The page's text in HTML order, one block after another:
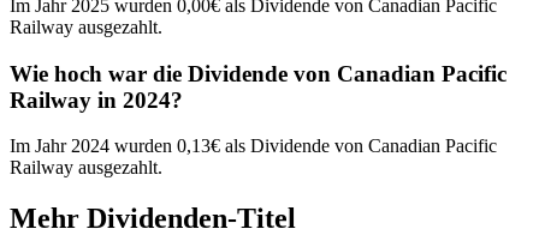
Im Jahr 2025 wurden 0,00€ als Dividende von Canadian Pacific
Railway ausgezahlt.
Wie hoch war die Dividende von Canadian Pacific
Railway in 2024?
Im Jahr 2024 wurden 0,13€ als Dividende von Canadian Pacific
Railway ausgezahlt.
Mehr Dividenden-Titel